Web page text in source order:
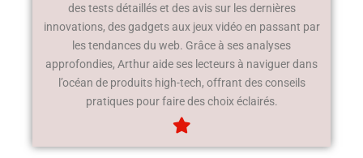
des tests détaillés et des avis sur les dernières
innovations, des gadgets aux jeux vidéo en passant par
les tendances du web. Grâce à ses analyses
approfondies, Arthur aide ses lecteurs à naviguer dans
l’océan de produits high-tech, offrant des conseils
pratiques pour faire des choix éclairés.